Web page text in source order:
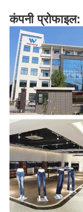
कंपनी प्रोफाइल: